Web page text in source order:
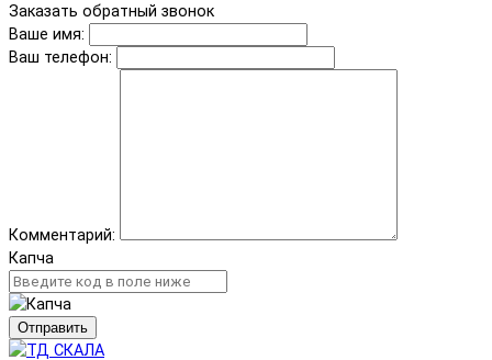
Заказать обратный звонок
Ваше имя:
Ваш телефон:
Комментарий:
Капча
Отправить